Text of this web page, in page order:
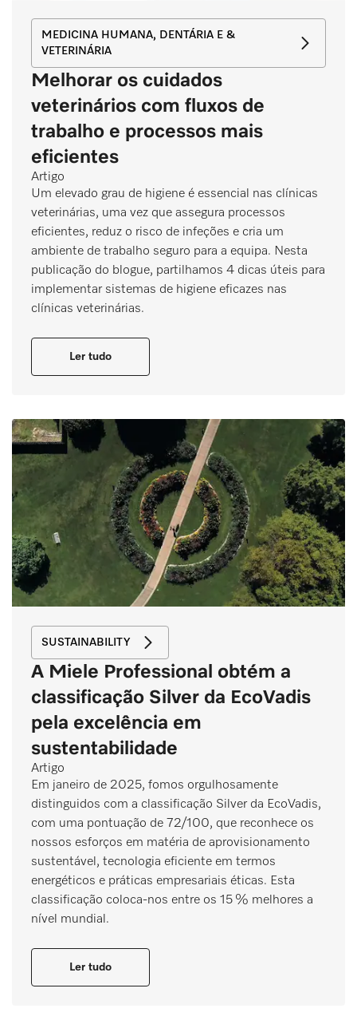
MEDICINA HUMANA, DENTÁRIA E &
VETERINÁRIA
Melhorar os cuidados
veterinários com fluxos de
trabalho e processos mais
eficientes
Artigo
Um elevado grau de higiene é essencial nas clínicas
veterinárias, uma vez que assegura processos
eficientes, reduz o risco de infeções e cria um
ambiente de trabalho seguro para a equipa. Nesta
publicação do blogue, partilhamos 4 dicas úteis para
implementar sistemas de higiene eficazes nas
clínicas veterinárias.
Ler tudo
SUSTAINABILITY
A Miele Professional obtém a
classificação Silver da EcoVadis
pela excelência em
sustentabilidade
Artigo
Em janeiro de 2025, fomos orgulhosamente
distinguidos com a classificação Silver da EcoVadis,
com uma pontuação de 72/100, que reconhece os
nossos esforços em matéria de aprovisionamento
sustentável, tecnologia eficiente em termos
energéticos e práticas empresariais éticas. Esta
classificação coloca-nos entre os 15 % melhores a
nível mundial.
Ler tudo